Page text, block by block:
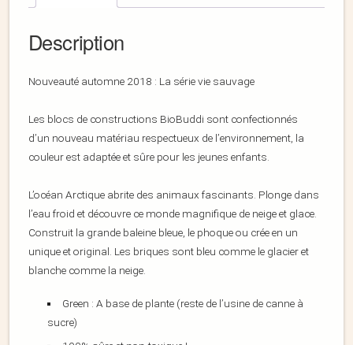
Description
Nouveauté automne 2018 : La série vie sauvage
Les blocs de constructions BioBuddi sont confectionnés
d’un nouveau matériau respectueux de l’environnement, la
couleur est adaptée et sûre pour les jeunes enfants.
L’océan Arctique abrite des animaux fascinants. Plonge dans
l’eau froid et découvre ce monde magnifique de neige et glace.
Construit la grande baleine bleue, le phoque ou crée en un
unique et original. Les briques sont bleu comme le glacier et
blanche comme la neige.
Green : A base de plante (reste de l’usine de canne à
sucre)